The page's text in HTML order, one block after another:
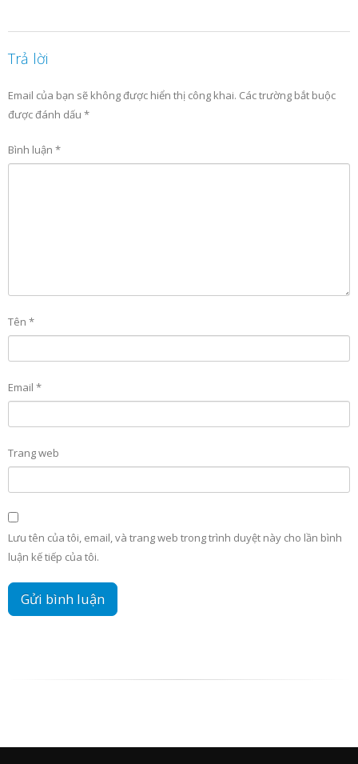
Trả lời
Email của bạn sẽ không được hiển thị công khai. Các trường bắt buộc
được đánh dấu *
Bình luận *
Tên *
Email *
Trang web
Lưu tên của tôi, email, và trang web trong trình duyệt này cho lần bình
luận kế tiếp của tôi.